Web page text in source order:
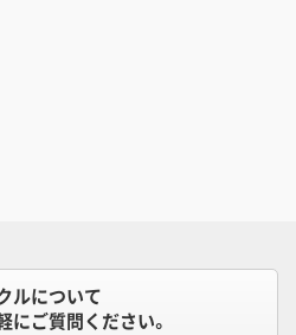
ルについて
にご質問ください。